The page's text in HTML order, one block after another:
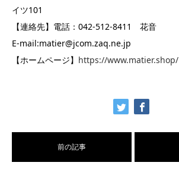
イツ101
【連絡先】電話：042-512-8411 花音
E-mail:matier@jcom.zaq.ne.jp
【ホームページ】 https://www.matier.shop/
前の記事